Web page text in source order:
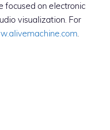
focused on electronic
visualization. For
.